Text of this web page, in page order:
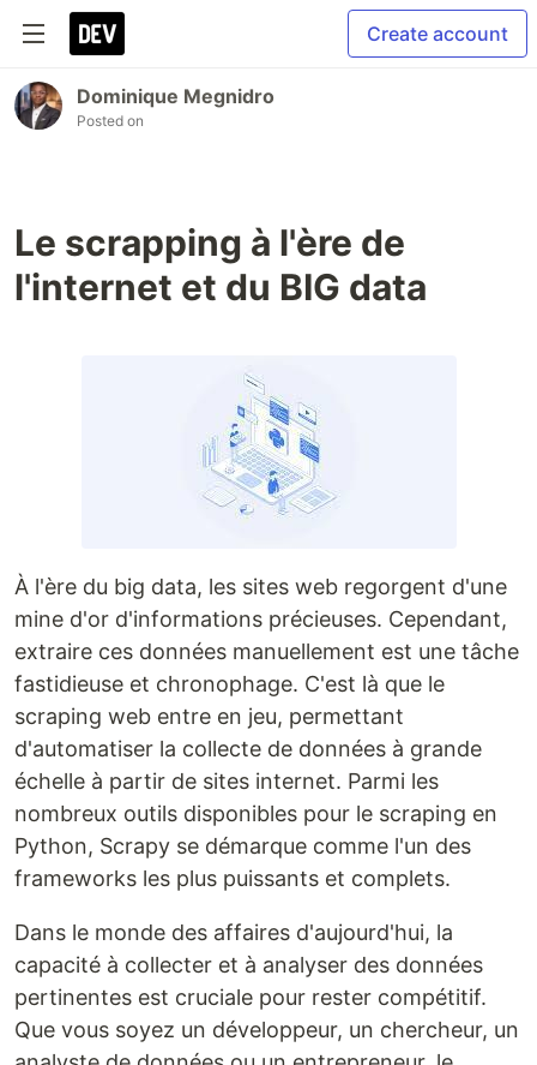
Create account
Dominique Megnidro
Posted on
Le scrapping à l'ère de
l'internet et du BIG data
À l'ère du big data, les sites web regorgent d'une
mine d'or d'informations précieuses. Cependant,
extraire ces données manuellement est une tâche
fastidieuse et chronophage. C'est là que le
scraping web entre en jeu, permettant
d'automatiser la collecte de données à grande
échelle à partir de sites internet. Parmi les
nombreux outils disponibles pour le scraping en
Python, Scrapy se démarque comme l'un des
frameworks les plus puissants et complets.
Dans le monde des affaires d'aujourd'hui, la
capacité à collecter et à analyser des données
pertinentes est cruciale pour rester compétitif.
Que vous soyez un développeur, un chercheur, un